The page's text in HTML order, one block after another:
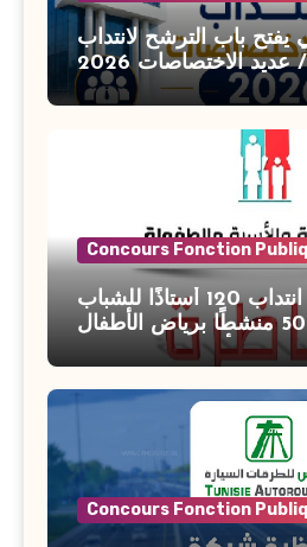
يفتح باب الترشح لانتداب
عديد الاختصاصات 2026 / Concours BT
Banque de Tunisie
Concours Fonction
مناظرة انتداب 120 أستاذًا للشباب
والطفولة و 50 منشطًا برياض الأطفال
والمرأة والطفولة وكبار
جويلية 2026
Concours Fonction